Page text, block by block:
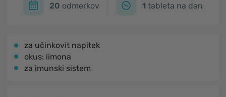
20 odmerkov 1 tableta na dan
za učinkovit napitek
okus: limona
za imunski sistem